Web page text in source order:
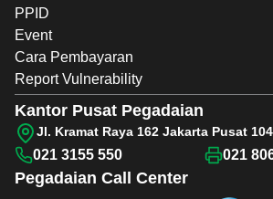
PPID
Event
Cara Pembayaran
Report Vulnerability
Pegadaian Call Center
Kantor Pusat Pegadaian
Jl. Kramat Raya 162 Jakarta Pusat
021 3155 550 021